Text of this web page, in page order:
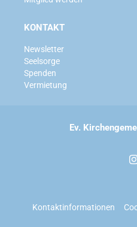
KONTAKT
Newsletter
Seelsorge
Spenden
Vermietung
Ev.
Kontaktinformationen